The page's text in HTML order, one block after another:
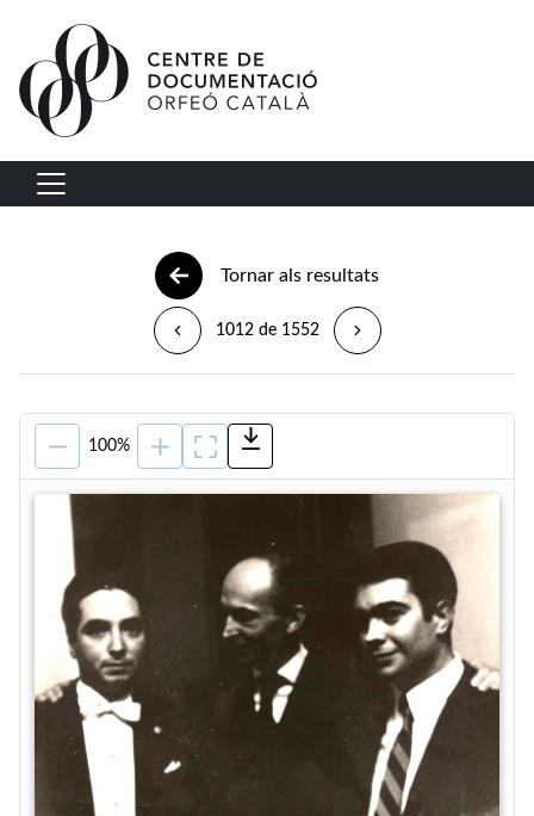
Vés al contingut
Navegació principal
Tornar als resultats
1012 de 1552
100%